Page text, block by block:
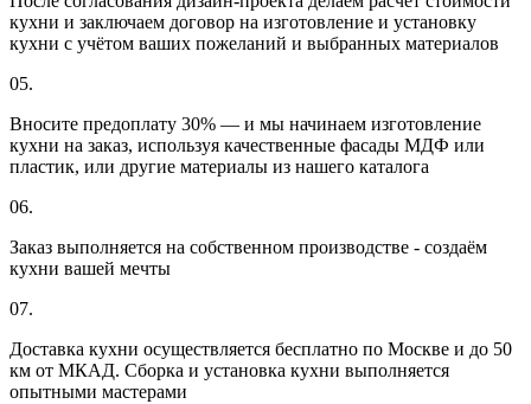
кухни и заключаем договор на изготовление и установку
кухни с учётом ваших пожеланий и выбранных материалов
05.
Вносите предоплату 30% — и мы начинаем изготовление
кухни на заказ, используя качественные фасады МДФ или
пластик, или другие материалы из нашего каталога
06.
Заказ выполняется на собственном производстве - создаём
кухни вашей мечты
07.
Доставка кухни осуществляется бесплатно по Москве и до 50
км от МКАД. Сборка и установка кухни выполняется
опытными мастерами